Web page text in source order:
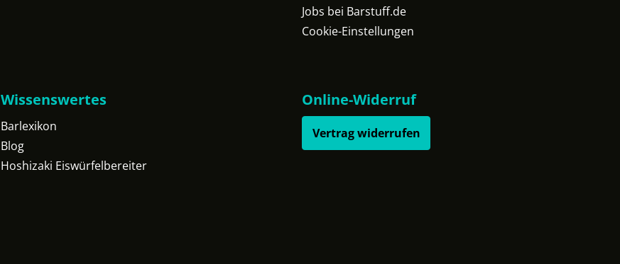
Jobs bei Barstuff.de
Cookie-Einstellungen
Wissenswertes
Barlexikon
Blog
Hoshizaki Eiswürfelbereiter
Online-Widerruf
Vertrag widerrufen